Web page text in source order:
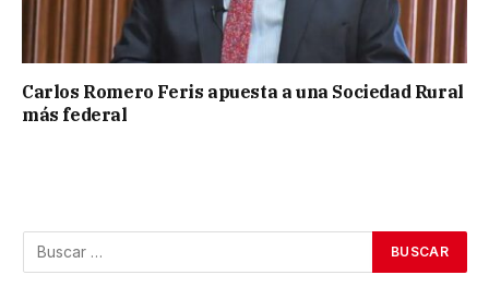
Carlos Romero Feris apuesta a una Sociedad Rural
más federal